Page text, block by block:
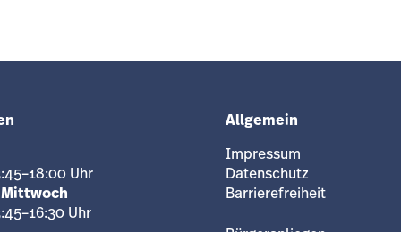
Kinder brauchen Anleitung und Hilfe.
Uhr
Mittwoch
Uhr
Allgemein
Impressum
Datenschutz
Barrierefreiheit